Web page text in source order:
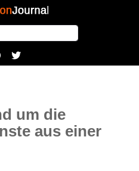
um die
aus einer